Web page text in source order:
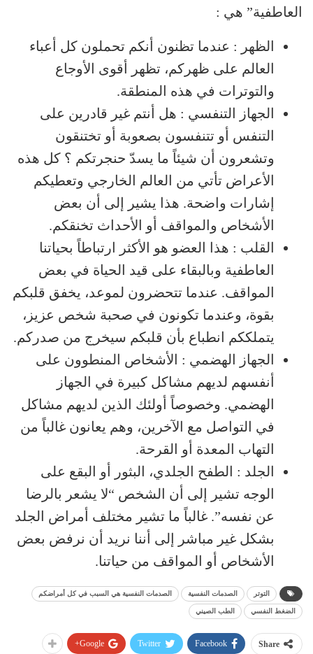
العاطفية” هي :
الظهر : عندما تظنون أنكم تحملون كل أعباء
العالم على ظهركم، تظهر أقوى الأوجاع
والتوترات في هذه المنطقة.
الجهاز التنفسي : هل أنتم غير قادرين على
التنفس أو تتنفسون بصعوبة أو تختنقون
وتشعرون أن شيئاً ما يسدّ حنجرتكم ؟ كل هذه
الأعراض تأتي من العالم الخارجي وتعطيكم
إشارات واضحة. هذا يشير إلى أن بعض
الأشخاص والمواقف أو الأحداث تخنقكم.
القلب : هذا العضو هو الأكثر ارتباطاً بحياتنا
العاطفية وبالبقاء على قيد الحياة في بعض
المواقف. عندما تتحضرون لموعد، يخفق قلبكم
بقوة، وعندما تكونون في صحبة شخص عزيز،
يتملككم انطباع بأن قلبكم سيخرج من صدركم.
الجهاز الهضمي : الأشخاص المنطوون على
أنفسهم لديهم مشاكل كبيرة في الجهاز
الهضمي. وخصوصاً أولئك الذين لديهم مشاكل
في التواصل مع الآخرين، وهم يعانون غالباً من
التهاب المعدة أو القرحة.
الجلد : الطفح الجلدي، البثور أو البقع على
الوجه تشير إلى أن الشخص “لا يشعر بالرضا
عن نفسه”. غالباً ما تشير مختلف أمراض الجلد
بشكل غير مباشر إلى أننا نريد أن نرفض بعض
الأشخاص أو المواقف من حياتنا.
التوتر الصدمات النفسية الصدمات النفسية هي السبب في كل أمراضكم
الضغط النفسي الطب الصيني
Share
Facebook
Twitter
Google+